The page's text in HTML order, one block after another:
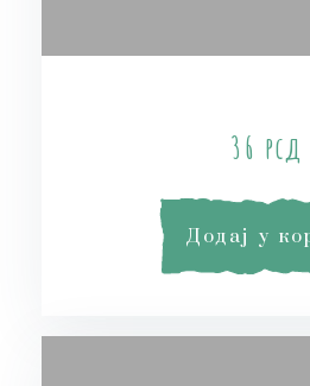
36 рсд
Додај у